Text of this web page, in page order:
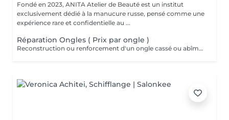
Fondé en 2023, ANITA Atelier de Beauté est un institut
exclusivement dédié à la manucure russe, pensé comme une
expérience rare et confidentielle au ...
Réparation Ongles ( Prix par ongle )
Reconstruction ou renforcement d'un ongle cassé ou abîmé dans la semaine suivant la prestation.